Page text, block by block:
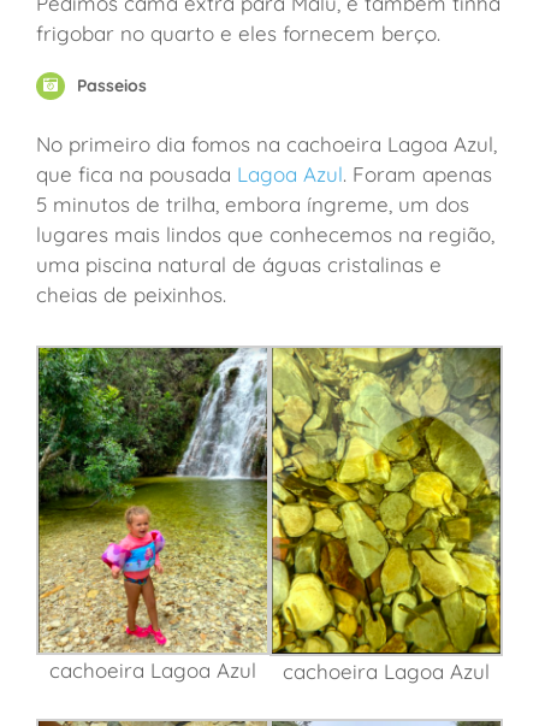
frigobar no quarto e eles fornecem berço.
Passeios
No primeiro dia fomos na cachoeira Lagoa Azul,
que fica na pousada Lagoa Azul. Foram apenas
5 minutos de trilha, embora íngreme, um dos
lugares mais lindos que conhecemos na região,
uma piscina natural de águas cristalinas e
cheias de peixinhos.
cachoeira Lagoa Azul cachoeira Lagoa Azul